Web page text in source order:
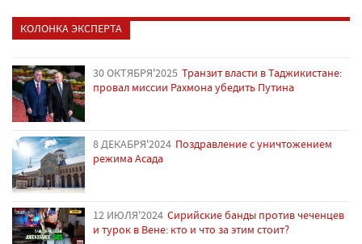
КОЛОНКА ЭКСПЕРТА
30 ОКТЯБРЯ'2025 Транзит власти в Таджикистане:
провал миссии Рахмона убедить Путина
8 ДЕКАБРЯ'2024 Поздравление с уничтожением
режима Асада
12 ИЮЛЯ'2024 Сирийские банды против чеченцев
и турок в Вене: кто и что за этим стоит?